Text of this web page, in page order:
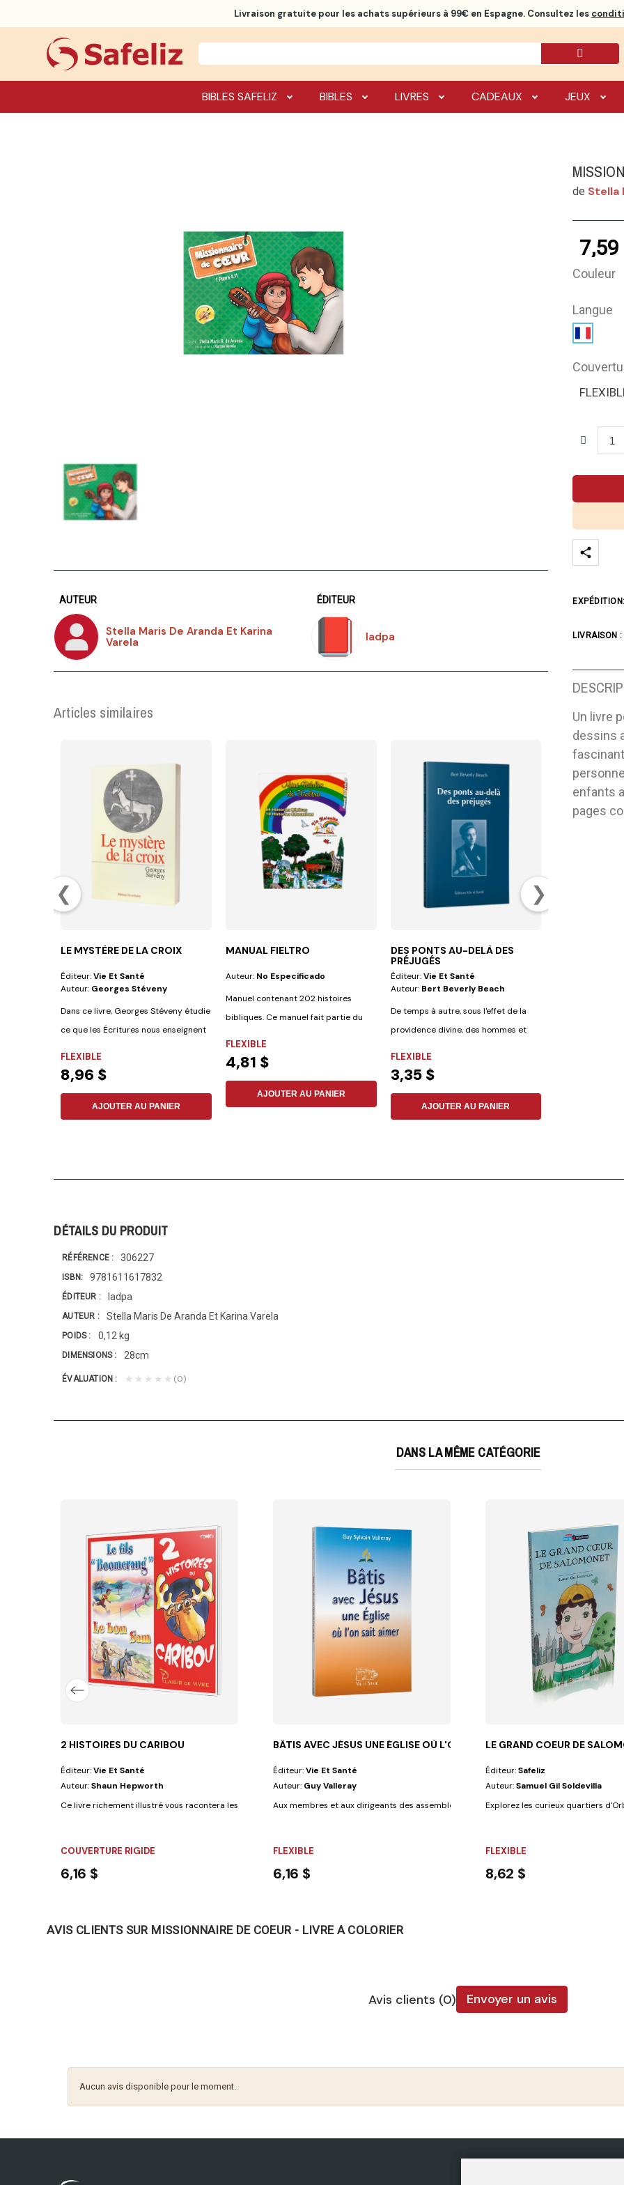
Livraison gratuitepour les achats supérieurs à 99€ en Espagne. Consultez les
BIBLES SAFELIZ BIBLES LIVRES CADEAUX JEUX
AUTEUR
Stella Maris De Aranda Et Karina
Varela
ÉDITEUR
Iadpa
Articles similaires
❮ ❯
LE MYSTÈRE DE LA CROIX
Éditeur:Vie Et Santé
Auteur: Georges Stéveny
Dans ce livre, Georges Stéveny étudie
ce que les Écritures nous enseignent
FLEXIBLE
8,96 $
AJOUTER AU PANIER
MANUAL FIELTRO
Auteur: No Especificado
Manuel contenant 202 histoires
bibliques. Ce manuel fait partie du
FLEXIBLE
4,81 $
AJOUTER AU PANIER
DES PONTS AU-DELÀ DES
PRÉJUGÉS
Éditeur:Vie Et Santé
Auteur: Bert Beverly Beach
De temps à autre, sous l'effet de la
providence divine, des hommes et
FLEXIBLE
3,35 $
AJOUTER AU PANIER
de Stella
7,59
Couleur
Langue
LIVRAISON :
Un livre
dessins
enfants
pages
DÉTAILS DU PRODUIT
RÉFÉRENCE 306227
ISBN 9781611617832
ÉDITEUR Iadpa
AUTEUR Stella Maris De Aranda Et Karina Varela
POIDS 0,12 kg
DIMENSIONS 28cm
ÉVALUATION ★★★★★ (0)
DANS LA MÊME CATÉGORIE
de grands dessins a colorier et peu...
2 HISTOIRES DU CARIBOU
Éditeur:Vie Et Santé
Auteur:Shaun Hepworth
Ce livre richement illustré vous racontera les histoires du fils prodigue et du...
COUVERTURE RIGIDE
6,16 $
BÂTIS AVEC JÉSUS UNE ÉGLISE OÙ L'ON SAIT
Éditeur:Vie Et Santé
Auteur: Guy Valleray
Aux membres et aux dirigeants des assemblées de tous lieux, toujours confrontés à...
FLEXIBLE
6,16 $
LE GRAND COEUR DE
Éditeur:Safeliz
Auteur:Samuel Gil Soldevilla
Explorez les curieux quartiers
FLEXIBLE
8,62 $
AVIS CLIENTS SUR MISSIONNAIRE DE COEUR - LIVRE A COLORIER
Avis clients (0) Envoyer un avis
Aucun avis disponible pour le moment.